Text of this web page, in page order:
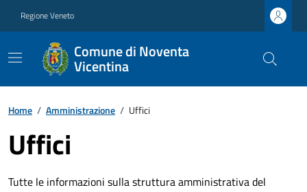
Regione Veneto
Comune di Noventa
Vicentina
Home / Amministrazione / Uffici
Uffici
Tutte le informazioni sulla struttura amministrativa del